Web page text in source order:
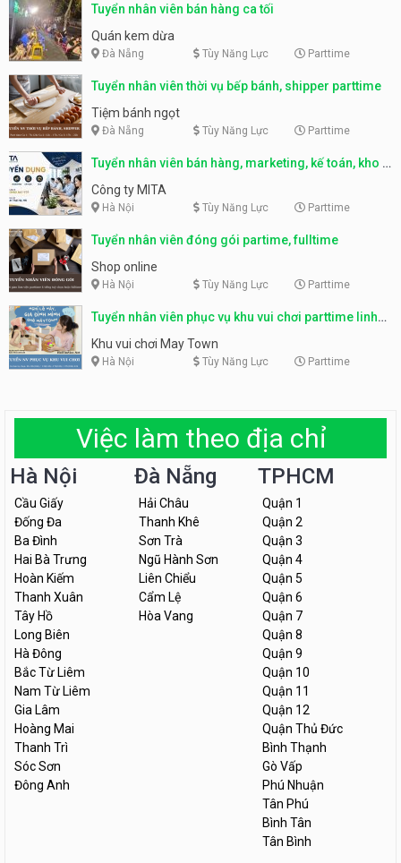
Tuyển nhân viên bán hàng ca tối
Quán kem dừa
Đà Nẵng Tùy Năng Lực Parttime
Tuyển nhân viên thời vụ bếp bánh, shipper parttime
Tiệm bánh ngọt
Đà Nẵng Tùy Năng Lực Parttime
Tuyển nhân viên bán hàng, marketing, kế toán, kho –
parttime, fulltime
Công ty MITA
Hà Nội Tùy Năng Lực Parttime
Tuyển nhân viên đóng gói partime, fulltime
Shop online
Hà Nội Tùy Năng Lực Parttime
Tuyển nhân viên phục vụ khu vui chơi parttime linh
động
Khu vui chơi May Town
Hà Nội Tùy Năng Lực Parttime
Việc làm theo địa chỉ
Hà Nội
Cầu Giấy
Đống Đa
Ba Đình
Hai Bà Trưng
Hoàn Kiếm
Thanh Xuân
Tây Hồ
Long Biên
Hà Đông
Bắc Từ Liêm
Nam Từ Liêm
Gia Lâm
Hoàng Mai
Thanh Trì
Sóc Sơn
Đông Anh
Đà Nẵng
Hải Châu
Thanh Khê
Sơn Trà
Ngũ Hành Sơn
Liên Chiểu
Cẩm Lệ
Hòa Vang
TPHCM
Quận 1
Quận 2
Quận 3
Quận 4
Quận 5
Quận 6
Quận 7
Quận 8
Quận 9
Quận 10
Quận 11
Quận 12
Quận Thủ Đức
Bình Thạnh
Gò Vấp
Phú Nhuận
Tân Phú
Bình Tân
Tân Bình